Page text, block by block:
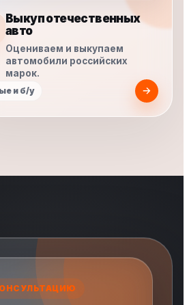
Выкуп отечественных
авто
Оцениваем и выкупаем
автомобили российских
марок.
и б/у